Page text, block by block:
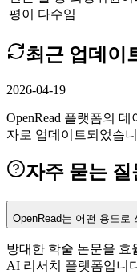
평이 다수임
최근 업데이
2026-04-19
OpenRead 플랫폼의
자로 업데이트되었습
자주 묻는 질
OpenRead는 어떤 용도로
방대한 학술 논문을 효
AI 리서치 플랫폼입니